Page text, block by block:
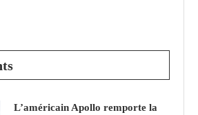
L’américain Apollo remporte la